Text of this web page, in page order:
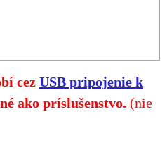
cez USB pripojenie k
ako príslušenstvo. (nie